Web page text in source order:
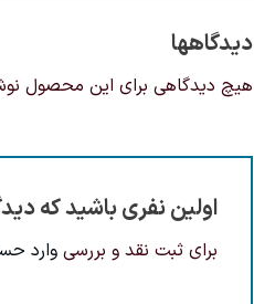
دیدگاهها
هیچ دیدگاهی برای این محصول
اولین نفری باشید که
برای ثبت نقد و بررسیوارد